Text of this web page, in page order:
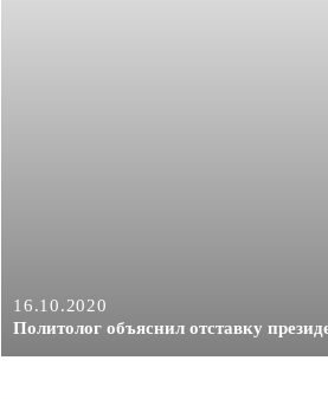
16.10.2020
Политолог объяснил отставку